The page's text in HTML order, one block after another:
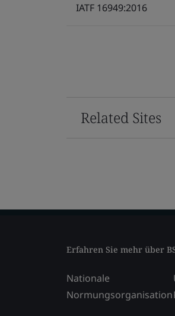
IATF 16949:2016
Related Sites
Erfahren Sie mehr über
Nationale
Normungsorganisation